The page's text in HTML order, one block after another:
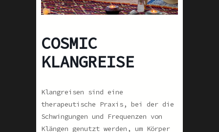
COSMIC
KLANGREISE
Klangreisen sind eine
therapeutische Praxis, bei der die
Schwingungen und Frequenzen von
Klängen genutzt werden, um Körper